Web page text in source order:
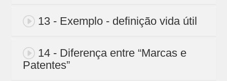
13 - Exemplo - definição vida útil
14 - Diferença entre “Marcas e
Patentes”